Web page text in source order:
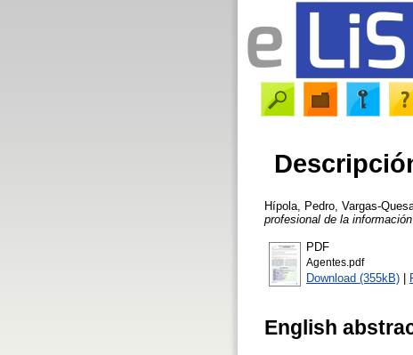
Hípola, Pedro Vargas-
profesional de la información
PDF
Agentes.pdf
Download (355kB) |
English